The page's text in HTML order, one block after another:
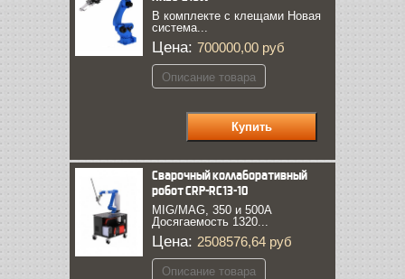
В комплекте с клещами Новая
система...
Цена: 700000,00 руб
Описание товара
Сварочный коллаборативный
робот CRP-RC13-10
MIG/MAG, 350 и 500А
Досягаемость 1320...
Цена: 2508576,64 руб
Описание товара